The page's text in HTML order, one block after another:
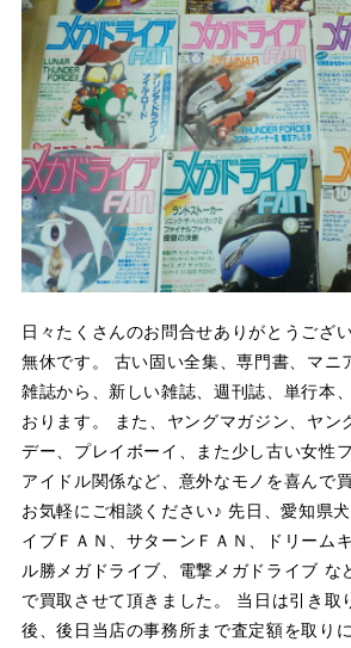
日々たくさんのお問合せありがとうござ
無休です。 古い固い全集、専門書、マニ
雑誌から、新しい雑誌、週刊誌、単行本
おります。 また、ヤングマガジン、ヤン
デー、プレイボーイ、また少し古い女性
アイドル関係など、意外なモノを喜んで
お気軽にご相談ください♪ 先日、愛知県
イブＦＡＮ、サターンＦＡＮ、ドリーム
ル勝メガドライブ、電撃メガドライブ な
で買取させて頂きました。 当日は引き取
後、後日当店の事務所まで査定額を取り